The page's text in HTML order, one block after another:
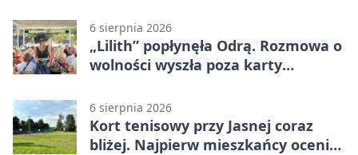
6 sierpnia 2026
„Lilith” popłynęła Odrą. Rozmowa o
wolności wyszła poza karty
6 sierpnia 2026
Kort tenisowy przy Jasnej coraz
bliżej. Najpierw mieszkańcy ocenią